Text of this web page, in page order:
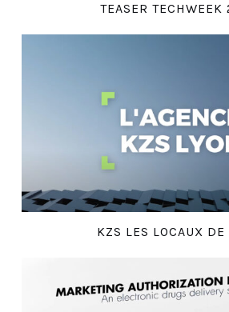
TEASER
KZS LES LOCAUX DE